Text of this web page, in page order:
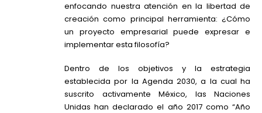
enfocando nuestra atención en la libertad de
creación como principal herramienta: ¿Cómo
un proyecto empresarial puede expresar e
implementar esta filosofía?
Dentro de los objetivos y la estrategia
establecida por la Agenda 2030, a la cual ha
suscrito activamente México, las Naciones
Unidas han declarado el año 2017 como “Año